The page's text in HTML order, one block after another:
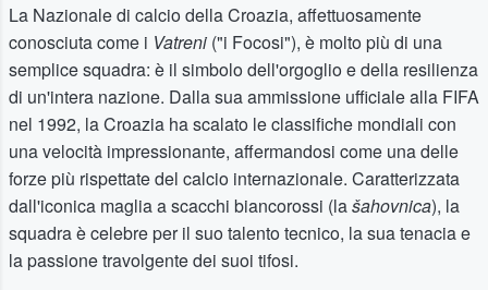
La Nazionale di calcio della Croazia, affettuosamente
conosciuta come i Vatreni ("i Focosi"), è molto più di una
semplice squadra: è il simbolo dell'orgoglio e della resilienza
di un'intera nazione. Dalla sua ammissione ufficiale alla FIFA
nel 1992, la Croazia ha scalato le classifiche mondiali con
una velocità impressionante, affermandosi come una delle
forze più rispettate del calcio internazionale. Caratterizzata
dall'iconica maglia a scacchi biancorossi (lašahovnica), la
squadra è celebre per il suo talento tecnico, la sua tenacia e
la passione travolgente dei suoi tifosi.